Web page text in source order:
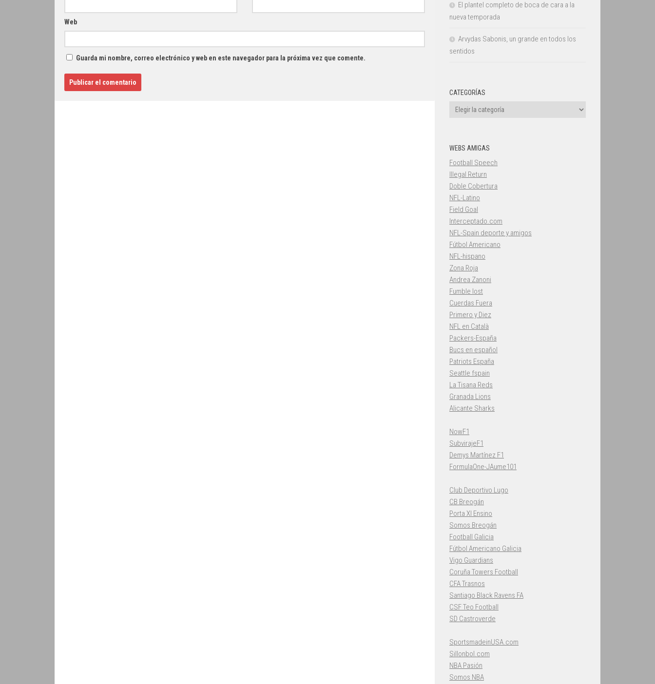
Web
Guarda mi nombre, correo electrónico y web en este navegador para la próxima vez que comente.
El plantel completo de boca de cara a la
nueva temporada
Arvydas Sabonis, un grande en todos los
sentidos
CATEGORÍAS
Categorías
WEBS AMIGAS
Football Speech
Illegal Return
Doble Cobertura
NFL-Latino
Field Goal
Interceptado.com
NFL-Spain deporte y amigos
Fútbol Americano
NFL-hispano
Zona Roja
Andrea Zanoni
Fumble lost
Cuerdas Fuera
Primero y Diez
NFL en Català
Packers-España
Bucs en español
Patriots España
Seattle fspain
La Tisana Reds
Granada Lions
Alicante Sharks
NowF1
SubvirajeF1
Demys Martínez F1
FormulaOne-JAume101
Club Deportivo Lugo
CB Breogán
Porta XI Ensino
Somos Breogán
Football Galicia
Fútbol Americano Galicia
Vigo Guardians
Coruña Towers Football
CFA Trasnos
Santiago Black Ravens FA
CSF Teo Football
SD Castroverde
SportsmadeinUSA.com
Sillonbol.com
NBA Pasión
Somos NBA